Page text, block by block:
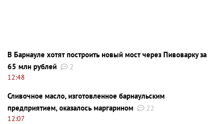
В Барнауле хотят построить новый мост через Пивоварку за
65 млн рублей
2
12:48
Сливочное масло, изготовленное барнаульским
предприятием, оказалось маргарином
22
12:07